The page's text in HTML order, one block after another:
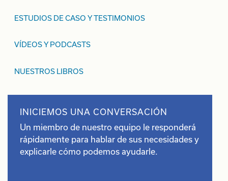
ESTUDIOS DE CASO Y TESTIMONIOS
VÍDEOS Y PODCASTS
NUESTROS LIBROS
INICIEMOS UNA CONVERSACIÓN
Un miembro de nuestro equipo le responderá
rápidamente para hablar de sus necesidades y
explicarle cómo podemos ayudarle.